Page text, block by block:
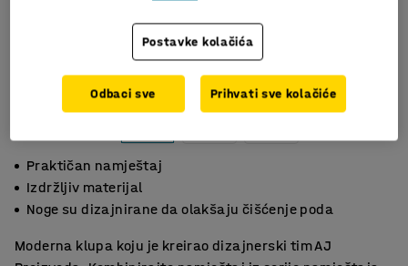
Praktičan namještaj
Izdržljiv materijal
Noge su dizajnirane da olakšaju čišćenje poda
Moderna klupa koju je kreirao dizajnerski tim AJ
Postavke kolačića
Odbaci sve Prihvati sve kolačiće